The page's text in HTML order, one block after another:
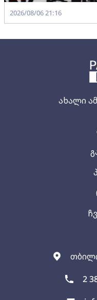
ახალი
2
2026/08/06 21:16